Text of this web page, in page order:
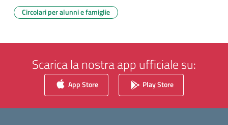
Circolari per alunni e famiglie
Scarica la nostra app ufficiale su:
App Store Play Store